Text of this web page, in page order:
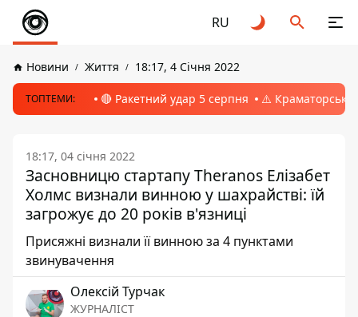
RU
Новини Життя 18:17, 4 Січня 2022
ТОПТЕМИ: 🔴 Ракетний удар 5 серпня ⚠️ Краматорськ,
18:17, 04 січня 2022
Засновницю стартапу Theranos Елізабет
Холмс визнали винною у шахрайстві: їй
загрожує до 20 років в'язниці
Присяжні визнали її винною за 4 пунктами
звинувачення
Олексій Турчак
ЖУРНАЛІСТ